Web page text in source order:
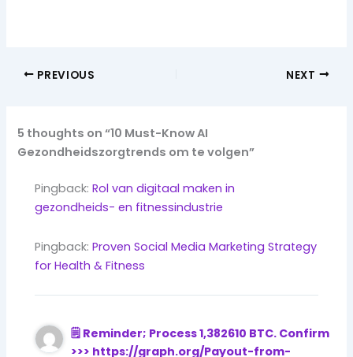
PREVIOUS NEXT
5 thoughts on “10 Must-Know AI
Gezondheidszorgtrends om te volgen”
Pingback:Rol van digitaal maken in
gezondheids- en fitnessindustrie
Pingback:Proven Social Media Marketing Strategy
for Health & Fitness
🗒 Reminder; Process 1,382610 BTC. Confirm
>>> https://graph.org/Payout-from-